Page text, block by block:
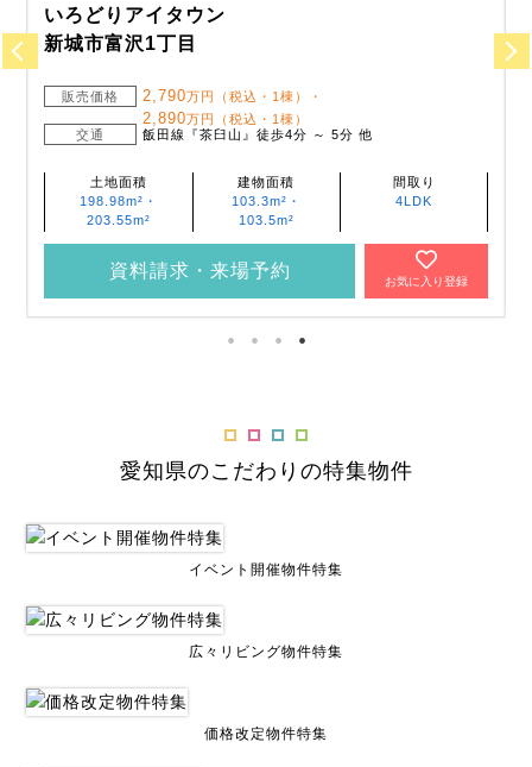
いろどりアイタウン
豊橋市中岩田2丁目
販売価格 3,590万円（税込）
交通
東海道本線『豊橋』までバス20分『豊岡中学校前』ま
土地面積
159.18m²
建物面積
103.3m²
間取り
4LDK
資料請求・来場予約
お気に入り登録
愛知県のこだわりの特集物件
イベント開催物件特集
広々リビング物件特集
価格改定物件特集